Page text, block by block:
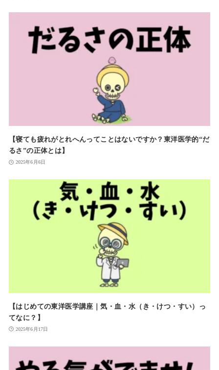
【寝ても疲れがとれへんってことはないですか？東洋医学的“だ
るさ”の正体とは】
2025年6月6日
【はじめての東洋医学講座｜気・血・水（き・けつ・すい）っ
てなに？】
2025年6月17日